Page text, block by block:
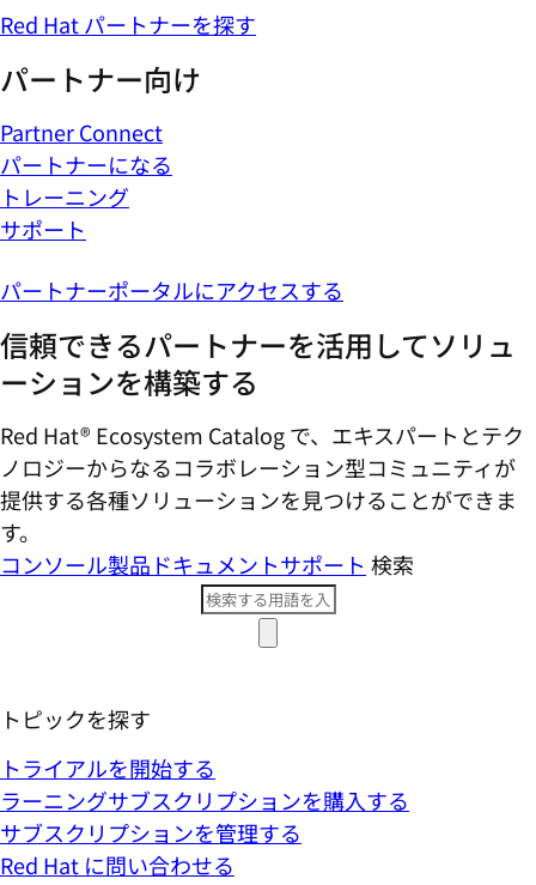
Red Hat パートナーを探す
パートナー向け
Partner Connect
パートナーになる
トレーニング
サポート
パートナーポータルにアクセスする
信頼できるパートナーを活用してソリュ
ーションを構築する
Red Hat® Ecosystem Catalog で、エキスパートとテク
ノロジーからなるコラボレーション型コミ​ュニティが
提供する各種ソリューションを見つけることができま
す。
コンソール製品ドキュメントサポート 検索
トピックを探す
トライアルを開始する
ラーニングサブスクリプションを購入する
サブスクリプションを管理する
Red Hat に問い合わせる